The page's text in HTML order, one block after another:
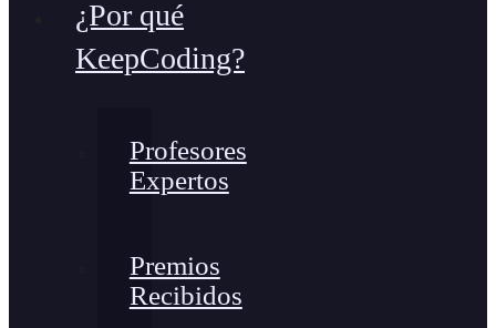
¿Por qué
KeepCoding?
Profesores
Expertos
Premios
Recibidos